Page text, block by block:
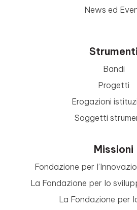
News ed
Strumenti
Bandi
Progetti
Erogazioni
Soggetti
Missioni
Fondazione per
La Fondazione per lo
La Fondazione per